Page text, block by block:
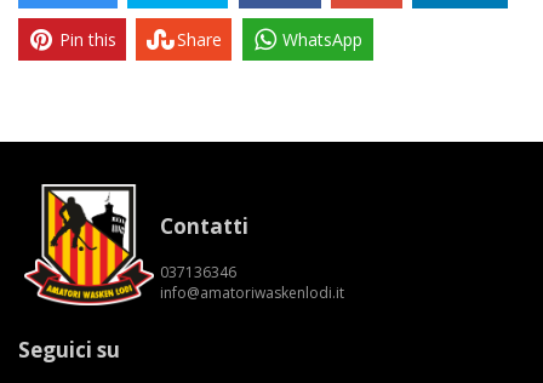
Pin this Share WhatsApp
Contatti
037136346
info@amatoriwaskenlodi.it
Seguici su